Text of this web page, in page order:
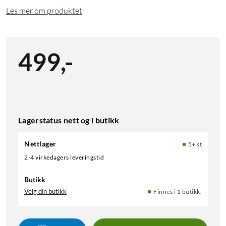
Les mer om produktet
499,-
Lagerstatus nett og i butikk
Nettlager
5+ st
2-4 virkedagers leveringstid
Butikk
Velg din butikk Finnes i 1 butikk.